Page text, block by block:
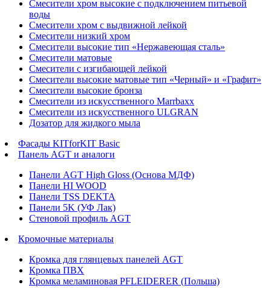
Смесители хром высокие с подключением питьевой
воды
Смесители хром с выдвижной лейкой
Смесители низкий хром
Смесители высокие тип «Нержавеющая сталь»
Смесители матовые
Смесители с изгибающей лейкой
Смесители высокие матовые тип «Черный» и «Графит»
Смесители высокие бронза
Смесители из искусственного Marrbaxx
Смесители из искусственного ULGRAN
Дозатор для жидкого мыла
Фасады KITforKIT Basic
Панель AGT и аналоги
Панели AGT High Gloss (Основа МДФ)
Панели HI WOOD
Панели TSS DEKTA
Панели 5K (УФ Лак)
Стеновой профиль AGT
Кромочные материалы
Кромка для глянцевых панелей AGT
Кромка ПВХ
Кромка меламиновая PFLEIDERER (Польша)